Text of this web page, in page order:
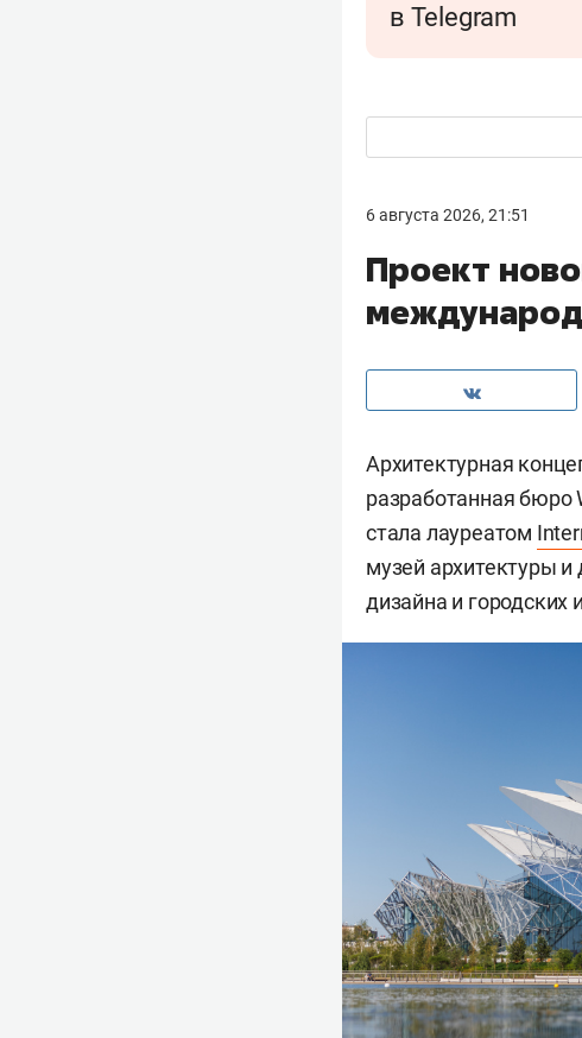
в Telegram
6 августа 2026, 21:51
Проект
Архитектурная
разработанная бюро
стала лауреатом
музей архитектуры и
дизайна и городских